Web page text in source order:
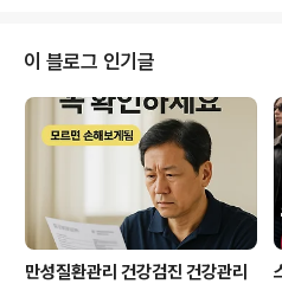
개발을 강화하고자 합니다. 이런 변화는 소니
테이션을 넘어서 더 넓은 시장으로 나아가고
를 보여주는 것입니다. 게임 스튜디오
소니는 실시간 게임의 전문지식을 활용하여
향상시키려는 계획입니다. 소니는 또한
개였던 실시간 서비스 게임 타이틀을..
이 블로그 인기글
만성질환관리 건강검진 건강관리